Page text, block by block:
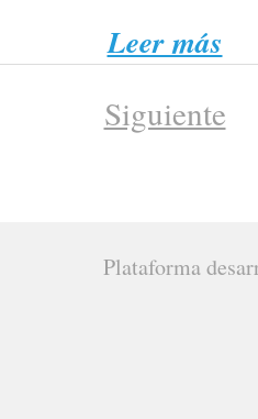
Leer más
Siguiente
Plataforma